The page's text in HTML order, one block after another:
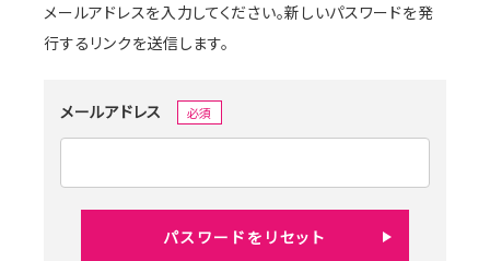
メールアドレスを入力してください。新しいパスワードを発
行するリンクを送信します。
メールアドレス 必須
パスワードをリセット